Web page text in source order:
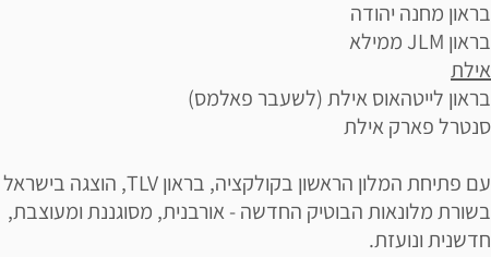
בראון מחנה יהודה
בראון JLM ממילא
אילת
בראון לייטהאוס אילת (לשעבר פאלמס)
סנטרל פארק אילת
עם פתיחת המלון הראשון בקולקציה, בראון TLV, הוצגה בישראל
בשורת מלונאות הבוטיק החדשה - אורבנית, מסוגננת ומעוצבת,
חדשנית ונועזת.